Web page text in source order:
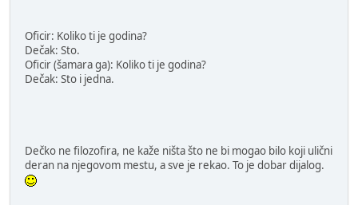
Oficir: Koliko ti je godina?
Dečak: Sto.
Oficir (šamara ga): Koliko ti je godina?
Dečak: Sto i jedna.
Dečko ne filozofira, ne kaže ništa što ne bi mogao bilo koji ulični
deran na njegovom mestu, a sve je rekao. To je dobar dijalog.